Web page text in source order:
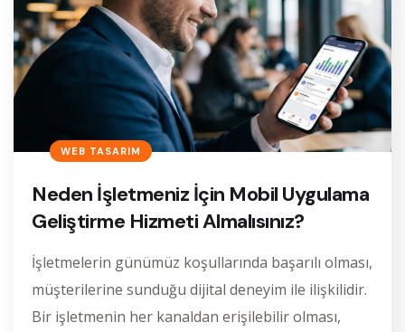
WEB TASARIM
Neden İşletmeniz İçin Mobil Uygulama
Geliştirme Hizmeti Almalısınız?
İşletmelerin günümüz koşullarında başarılı olması,
müşterilerine sunduğu dijital deneyim ile ilişkilidir.
Bir işletmenin her kanaldan erişilebilir olması,